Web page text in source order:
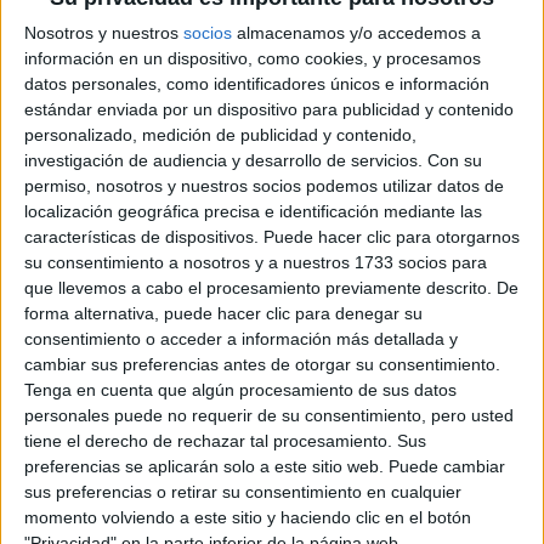
Nosotros y nuestros socios almacenamos y/o accedemos a
información en un dispositivo, como cookies, y procesamos
datos personales, como identificadores únicos e información
estándar enviada por un dispositivo para publicidad y contenido
personalizado, medición de publicidad y contenido,
investigación de audiencia y desarrollo de servicios. Con su
permiso, nosotros y nuestros socios podemos utilizar datos de
localización geográfica precisa e identificación mediante las
características de dispositivos. Puede hacer clic para otorgarnos
su consentimiento a nosotros y a nuestros 1733 socios para
que llevemos a cabo el procesamiento previamente descrito. De
forma alternativa, puede hacer clic para denegar su
consentimiento o acceder a información más detallada y
cambiar sus preferencias antes de otorgar su consentimiento.
Tenga en cuenta que algún procesamiento de sus datos
personales puede no requerir de su consentimiento, pero usted
tiene el derecho de rechazar tal procesamiento. Sus
preferencias se aplicarán solo a este sitio web. Puede cambiar
sus preferencias o retirar su consentimiento en cualquier
momento volviendo a este sitio y haciendo clic en el botón
me decanté por la primera, más q nada, xq solo son 3 años, y
así, si cuando termine quiero seguir estudiando, hago el segundo
ciclo de Publicidad y así tendría las dos... porque me han dicho q
cuando tienes una diplomatura luego puedes acceder a algunas
carreras y entre esas, existe ésta q tanto me gusta, y q es mucho
mejor xq ya tendrías una, y en el caso de q haga publicidad pues
alomejor a los 3 años me canso y tng q volver a empezar...
En fín, esta es mi historia... voy a empezar Turismo, q no está
nada mal y la cuál me va a dar un puesto de trabajo muy
interesante, y es algo q m gusta q es lo más importante, asi q
nada, a estudiar... xa sacarla cuanto antes y así luego seguir
estudiando...
Bueno pués si alguien se conecta x aquí, q m siga, q m apunte un
comentario opinando, y q m cuente, q va a estudiar, y todo eso...
q soy muy cotilla y m gusta saber las cosas.
Blog de Gata K